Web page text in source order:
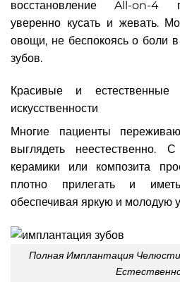
восстановление All-on-4
уверенно кусать и жевать.
овощи, не беспокоясь о боли
зубов.
Красивые и
искусственности
Многие пациенты
выглядеть
керамики или композита
плотно прилегать и
обеспечивая яркую и молодую
Полная Имплантация